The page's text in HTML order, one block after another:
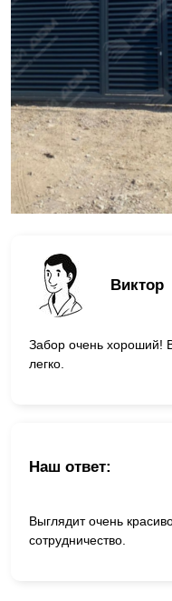
Виктор
Забор очень хороший!
легко.
Наш ответ:
Выглядит очень
сотрудничество.